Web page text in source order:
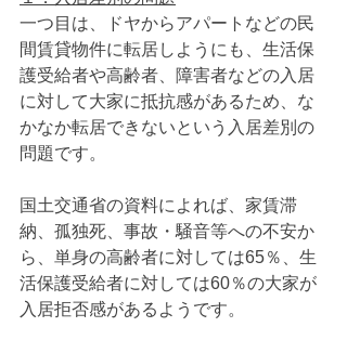
一つ目は、ドヤからアパートなどの民
間賃貸物件に転居しようにも、生活保
護受給者や高齢者、障害者などの入居
に対して大家に抵抗感があるため、な
かなか転居できないという入居差別の
問題です。
国土交通省の資料によれば、家賃滞
納、孤独死、事故・騒音等への不安か
ら、単身の高齢者に対しては65％、生
活保護受給者に対しては60％の大家が
入居拒否感があるようです。